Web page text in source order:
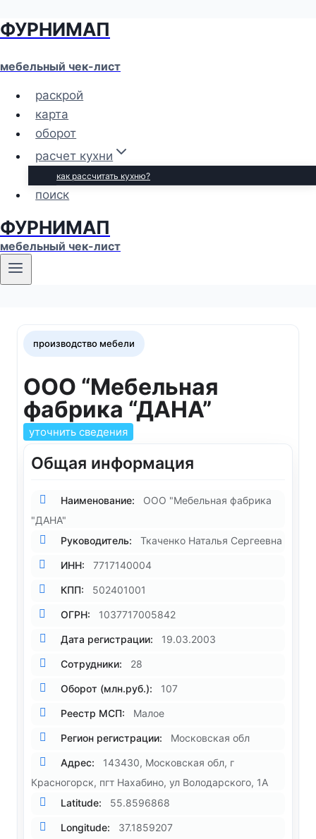
Перейти
содержимому
ФУРНИМАП
мебельный чек-лист
раскрой
карта
оборот
расчет кухни
как рассчитать кухню?
поиск
ФУРНИМАП
мебельный чек-лист
производство мебели
ООО “Мебельная
фабрика “ДАНА”
уточнить сведения
Общая информация
Наименование:
ООО "Мебельная фабрика
"ДАНА"
Руководитель:
Ткаченко Наталья Сергеевна
ИНН: 7717140004
КПП: 502401001
ОГРН: 1037717005842
Дата регистрации: 19.03.2003
Сотрудники: 28
Оборот (млн.руб.): 107
Реестр МСП: Малое
Регион регистрации: Московская обл
Адрес:
143430, Московская обл, г
Красногорск, пгт Нахабино, ул Володарского, 1А
Latitude:
55.8596868
Longitude: 37.1859207